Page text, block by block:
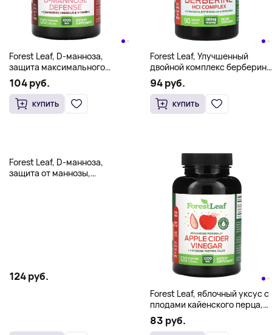
Forest Leaf, D-манноза,
защита максимального
действия, 1000 мг, 120
вегетарианских капсул (500
мг в 1 капсуле)
104 руб.
КУПИТЬ
Forest Leaf, Улучшенный
двойной комплекс берберина
гидрохлорида + корица,
горькая дыня и джимнема,
90 растительных капсул
94 руб.
КУПИТЬ
Forest Leaf, D-манноза,
защита от маннозы,
124 руб.
Forest Leaf, яблочный уксус с
плодами кайенского перца,
1200 мг, 120 вегетарианских
капсул (600 мг в 1 капсуле)
83 руб.